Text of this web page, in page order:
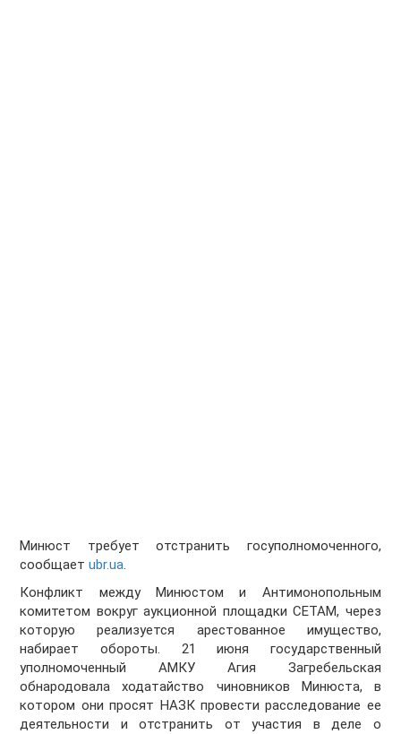
Минюст требует отстранить госуполномоченного,
сообщаетubr.ua.
Конфликт между Минюстом и Антимонопольным
комитетом вокруг аукционной площадки СЕТАМ, через
которую реализуется арестованное имущество,
набирает обороты. 21 июня государственный
уполномоченный АМКУ Агия Загребельская
обнародовала ходатайство чиновников Минюста, в
котором они просят НАЗК провести расследование ее
деятельности и отстранить от участия в деле о